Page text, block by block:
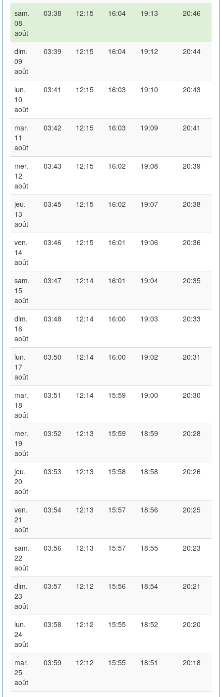
sam.
08
août
03:38 12:15 16:04 19:13 20:46
dim.
09
août
03:39 12:15 16:04 19:12 20:44
lun.
10
août
03:41 12:15 16:03 19:10 20:43
mar.
11
août
03:42 12:15 16:03 19:09 20:41
mer.
12
août
03:43 12:15 16:02 19:08 20:39
jeu.
13
août
03:45 12:15 16:02 19:07 20:38
ven.
14
août
03:46 12:15 16:01 19:06 20:36
sam.
15
août
03:47 12:14 16:01 19:04 20:35
dim.
16
août
03:48 12:14 16:00 19:03 20:33
lun.
17
août
03:50 12:14 16:00 19:02 20:31
mar.
18
août
03:51 12:14 15:59 19:00 20:30
mer.
19
août
03:52 12:13 15:59 18:59 20:28
jeu.
20
août
03:53 12:13 15:58 18:58 20:26
ven.
21
août
03:54 12:13 15:57 18:56 20:25
sam.
22
août
03:56 12:13 15:57 18:55 20:23
dim.
23
août
03:57 12:12 15:56 18:54 20:21
lun.
24
août
03:58 12:12 15:55 18:52 20:20
mar.
25
août
03:59 12:12 15:55 18:51 20:18